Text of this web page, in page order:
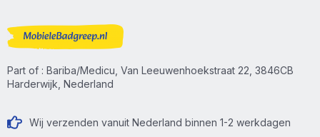
Part of : Bariba/Medicu, Van Leeuwenhoekstraat 22, 3846CB
Harderwijk, Nederland
Wij verzenden vanuit Nederland binnen 1-2 werkdagen